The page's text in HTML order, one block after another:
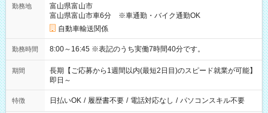
勤務地
富山県富山市
富山県富山市車6分 ※車通勤・バイク通勤OK
自動車輸送関係
勤務時間 8:00～16:45 ※表記のうち実働7時間40分です。
期間
長期【ご応募から1週間以内(最短2日目)のスピード就業が可能】
即日～
特徴 日払いOK / 履歴書不要 / 電話対応なし / パソコンスキル不要